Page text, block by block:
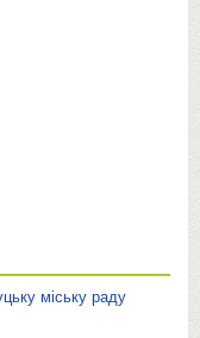
міську раду